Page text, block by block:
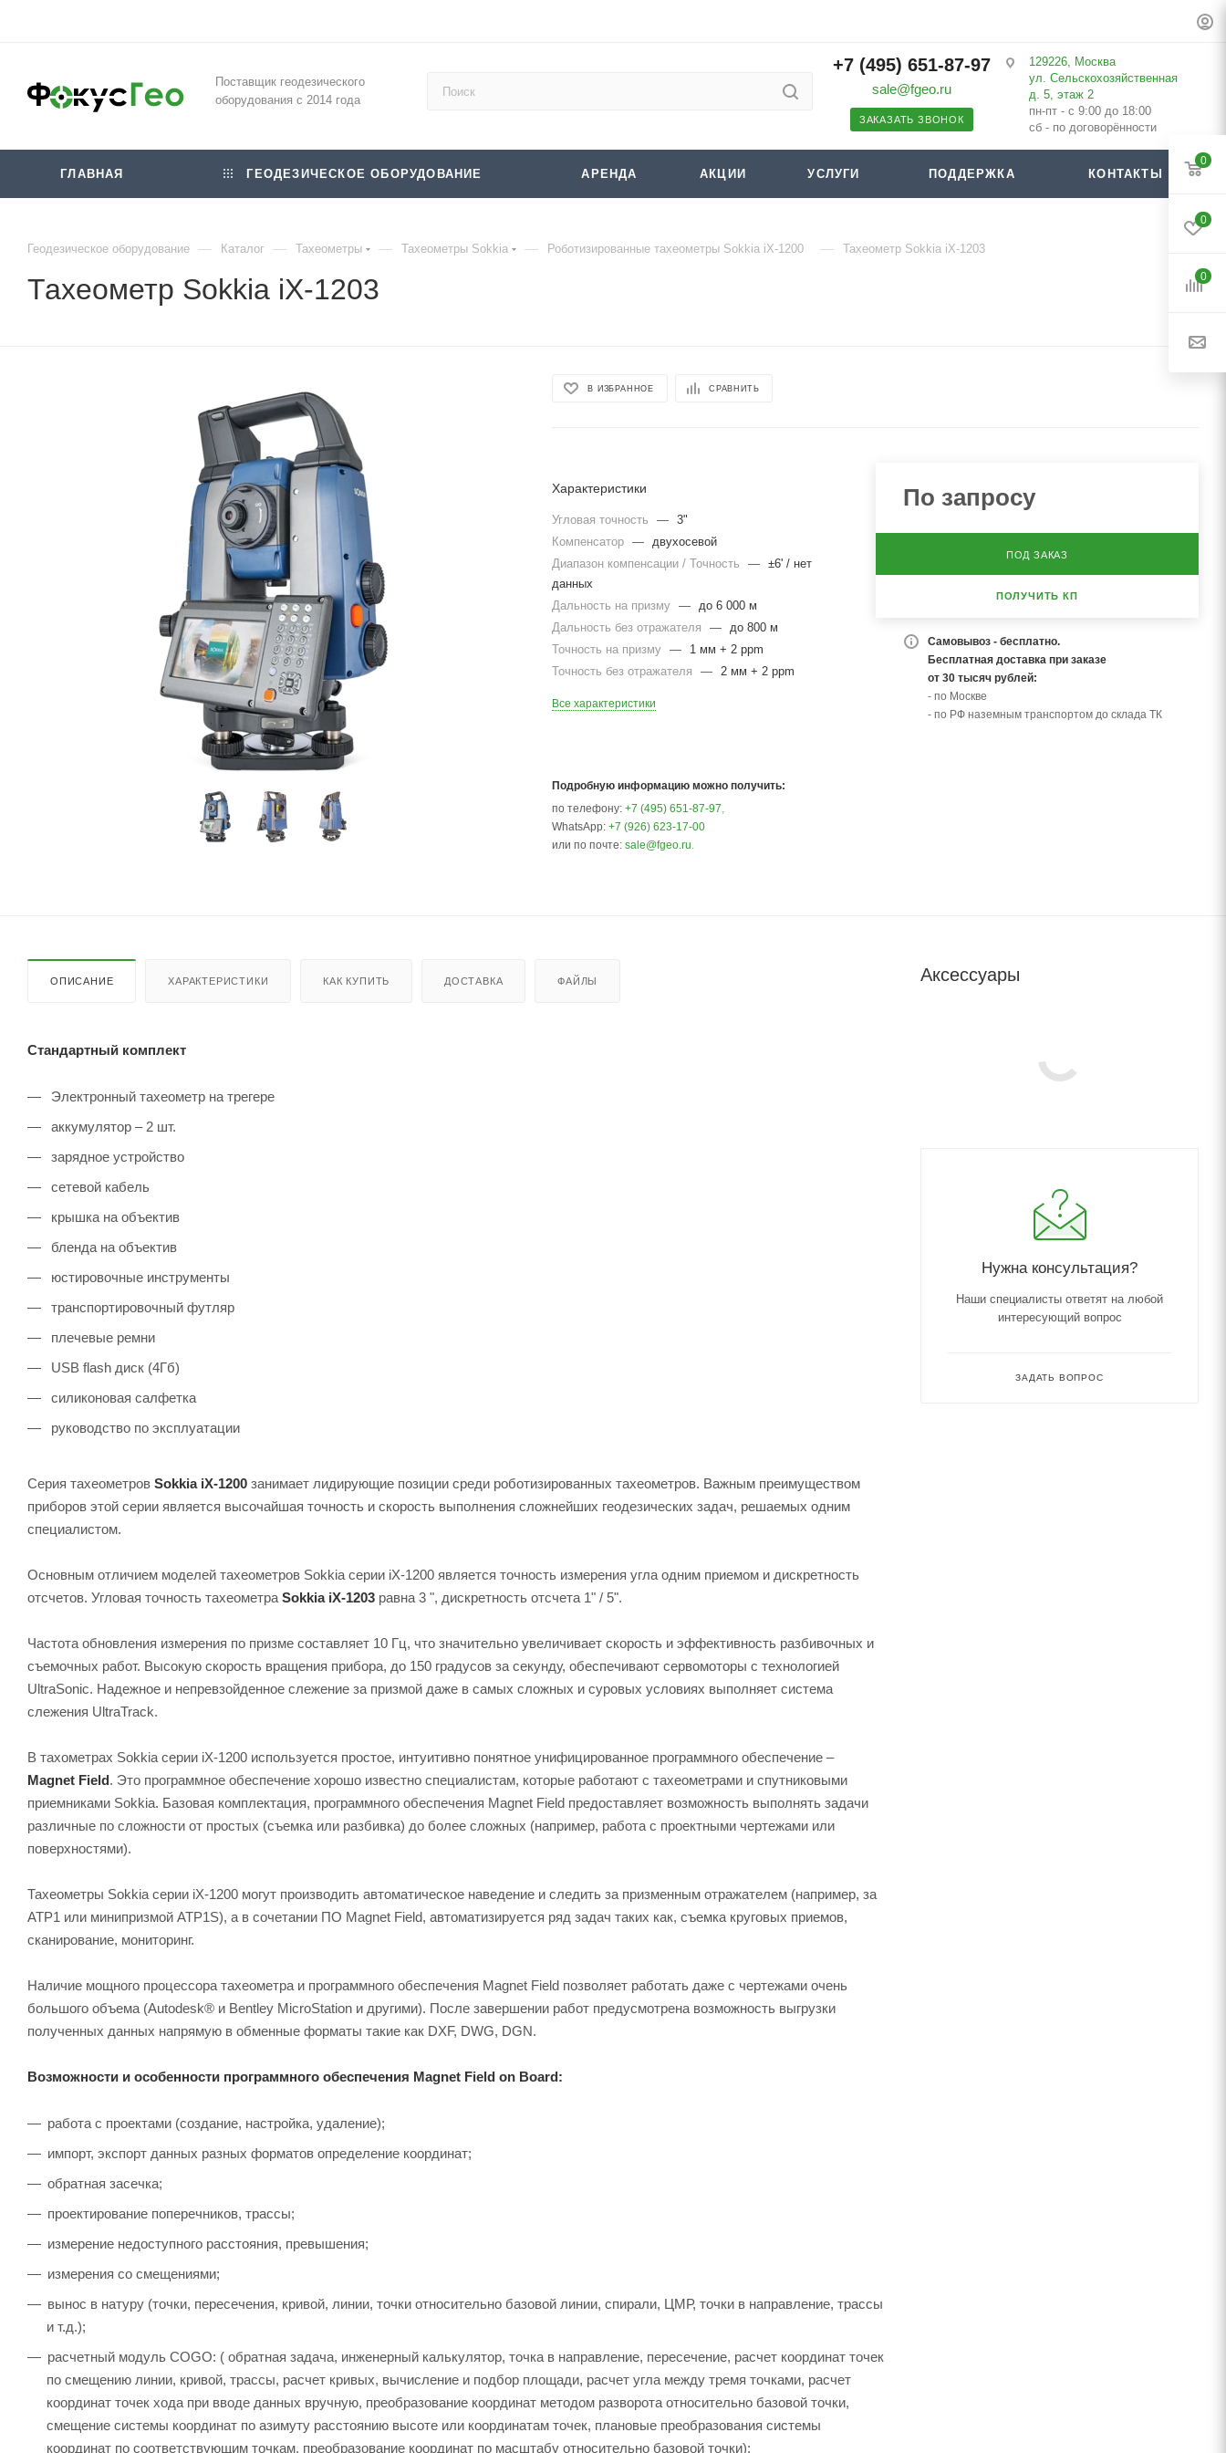
Поставщик геодезического
оборудования с 2014 года
+7 (495) 651-87-97
sale@fgeo.ru
ЗАКАЗАТЬ ЗВОНОК
129226, Москва
ул. Сельскохозяйственная
д. 5, этаж 2
пн-пт - с 9:00 до 18:00
сб - по договорённости
ГЛАВНАЯ ГЕОДЕЗИЧЕСКОЕ ОБОРУДОВАНИЕ АРЕНДА АКЦИИ УСЛУГИ ПОДДЕРЖКА КОНТАКТЫ
Геодезическое оборудование — Каталог — Тахеометры — Тахеометры Sokkia — Роботизированные тахеометры Sokkia iX-1200 — Тахеометр Sokkia iX-1203
Тахеометр Sokkia iX-1203
В ИЗБРАННОЕ СРАВНИТЬ
Характеристики
Угловая точность —
3"
Компенсатор
—
двухосевой
Диапазон компенсации / Точность
—
±6' / нет
данных
Дальность на призму
—
до 6 000 м
Дальность без отражателя
—
до 800 м
Точность на призму
—
1 мм + 2 ppm
Точность без отражателя
— 2 мм + 2 ppm
Все характеристики
По запросу
ПОД ЗАКАЗ
ПОЛУЧИТЬ КП
Самовывоз - бесплатно.
Бесплатная доставка при заказе
от 30 тысяч рублей:
- по Москве
- по РФ наземным транспортом до склада ТК
Подробную информацию можно получить:
по телефону:+7 (495) 651-87-97,
WhatsApp:+7 (926) 623-17-00
или по почте:sale@fgeo.ru.
ОПИСАНИЕ ХАРАКТЕРИСТИКИ КАК КУПИТЬ ДОСТАВКА ФАЙЛЫ
Стандартный комплект
Электронный тахеометр на трегере
аккумулятор – 2 шт.
зарядное устройство
сетевой кабель
крышка на объектив
бленда на объектив
юстировочные инструменты
транспортировочный футляр
плечевые ремни
USB flash диск (4Гб)
силиконовая салфетка
руководство по эксплуатации
Серия тахеометров Sokkia iX-1200 занимает лидирующие позиции среди роботизированных тахеометров. Важным преимуществом
приборов этой серии является высочайшая точность и скорость выполнения сложнейших геодезических задач, решаемых одним
специалистом.
Основным отличием моделей тахеометров Sokkia серии iX-1200 является точность измерения угла одним приемом и дискретность
отсчетов. Угловая точность тахеометра Sokkia iX-1203 равна 3 ", дискретность отсчета 1" / 5".
Частота обновления измерения по призме составляет 10 Гц, что значительно увеличивает скорость и эффективность разбивочных и
съемочных работ. Высокую скорость вращения прибора, до 150 градусов за секунду, обеспечивают сервомоторы с технологией
UltraSonic. Надежное и непревзойденное слежение за призмой даже в самых сложных и суровых условиях выполняет система
слежения UltraTrack.
В тахометрах Sokkia серии iX-1200 используется простое, интуитивно понятное унифицированное программного обеспечение –
Magnet Field. Это программное обеспечение хорошо известно специалистам, которые работают с тахеометрами и спутниковыми
приемниками Sokkia. Базовая комплектация, программного обеспечения Magnet Field предоставляет возможность выполнять задачи
различные по сложности от простых (съемка или разбивка) до более сложных (например, работа с проектными чертежами или
поверхностями).
Тахеометры Sokkia серии iX-1200 могут производить автоматическое наведение и следить за призменным отражателем (например, за
ATP1 или минипризмой ATP1S), а в сочетании ПО Magnet Field, автоматизируется ряд задач таких как, съемка круговых приемов,
сканирование, мониторинг.
Наличие мощного процессора тахеометра и программного обеспечения Magnet Field позволяет работать даже с чертежами очень
большого объема (Autodesk® и Bentley MicroStation и другими). После завершении работ предусмотрена возможность выгрузки
полученных данных напрямую в обменные форматы такие как DXF, DWG, DGN.
Возможности и особенности программного обеспечения Magnet Field on Board:
работа с проектами (создание, настройка, удаление);
импорт, экспорт данных разных форматов определение координат;
обратная засечка;
проектирование поперечников, трассы;
измерение недоступного расстояния, превышения;
измерения со смещениями;
вынос в натуру (точки, пересечения, кривой, линии, точки относительно базовой линии, спирали, ЦМР, точки в направление, трассы
и т.д.);
расчетный модуль COGO: ( обратная задача, инженерный калькулятор, точка в направление, пересечение, расчет координат точек
по смещению линии, кривой, трассы, расчет кривых, вычисление и подбор площади, расчет угла между тремя точками, расчет
координат точек хода при вводе данных вручную, преобразование координат методом разворота относительно базовой точки,
смещение системы координат по азимуту расстоянию высоте или координатам точек, плановые преобразования системы
координат по соответствующим точкам, преобразование координат по масштабу относительно базовой точки);
Аксессуары
Нужна консультация?
Наши специалисты ответят на любой
интересующий вопрос
ЗАДАТЬ ВОПРОС
0
0
0